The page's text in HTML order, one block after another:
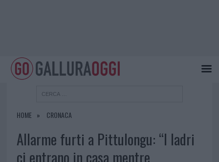
HOME CRONACA
Allarme furti a Pittulongu: “I ladri
ci entrano in casa mentre